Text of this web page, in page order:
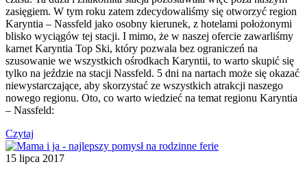
zasięgiem. W tym roku zatem zdecydowaliśmy się otworzyć region
Karyntia – Nassfeld jako osobny kierunek, z hotelami położonymi
blisko wyciągów tej stacji. I mimo, że w naszej ofercie zawarliśmy
karnet Karyntia Top Ski, który pozwala bez ograniczeń na
szusowanie we wszystkich ośrodkach Karyntii, to warto skupić się
tylko na jeździe na stacji Nassfeld. 5 dni na nartach może się okazać
niewystarczające, aby skorzystać ze wszystkich atrakcji naszego
nowego regionu. Oto, co warto wiedzieć na temat regionu Karyntia
– Nassfeld:
Czytaj
15 lipca 2017